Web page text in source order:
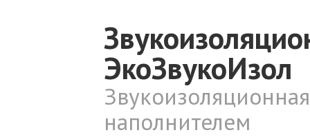
ЭкоЗвукоИзол
наполнителем